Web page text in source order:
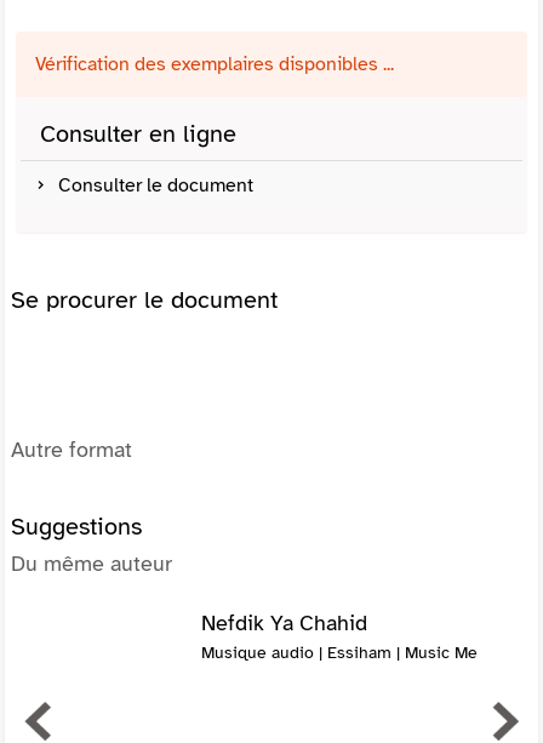
Vérification des exemplaires disponibles ...
Consulter en ligne
Consulter le document
Se procurer le document
Autre format
Suggestions
Du même auteur
Nefdik Ya Chahid
Musique audio | Essiham | Music Me